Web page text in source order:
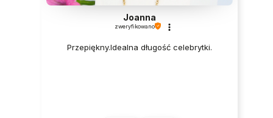
Joanna
zweryfikowano
Przepiękny.Idealna długość celebrytki.